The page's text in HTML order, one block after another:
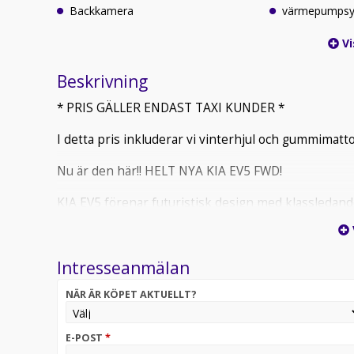
Backkamera
Beskrivning
* PRIS GÄLLER ENDAST TAXI KUNDER *
I detta pris inkluderar vi vinterhjul och
Nu är den här!! HELT NYA KIA EV5 FWD!
KIA EV5 förenar futuristisk design med
Bilen finns ej i lager, Annons avser
Vi tar gärna mot er bil i inbyte oavsett ålder/
Intresseanmälan
NÄR ÄR KÖPET AKTUELLT?
E-POST *